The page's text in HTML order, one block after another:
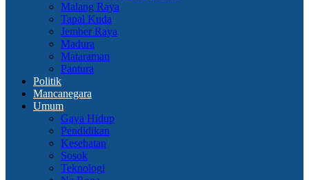
Malang Raya
Tapal Kuda
Jember Raya
Madura
Mataraman
Pantura
Politik
Mancanegara
Umum
Gaya Hidup
Pendidikan
Kesehatan
Sosok
Teknologi